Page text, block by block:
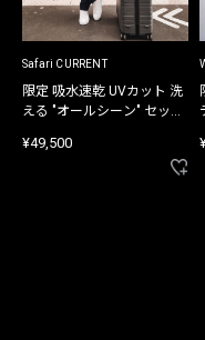
Safari CURRENT
限定 吸水速乾 UVカット 洗
える "オールシーン" セット
¥49,500